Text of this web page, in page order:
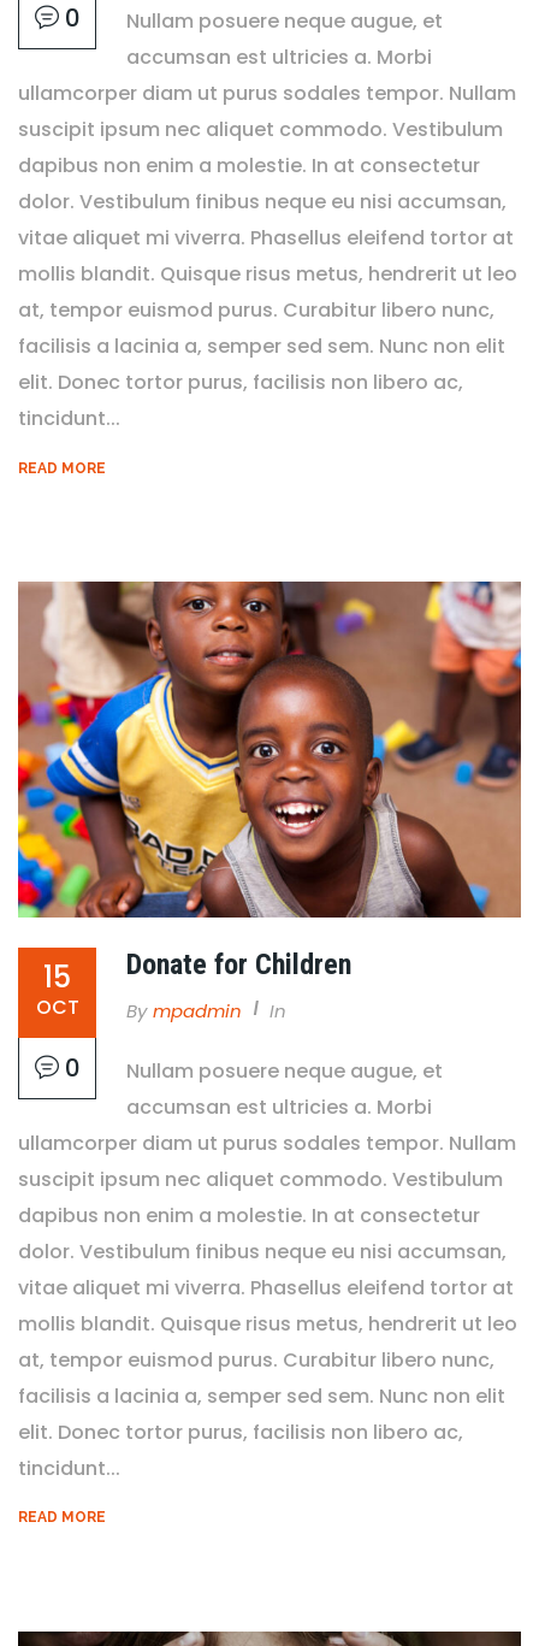
0
Nullam posuere neque augue, et
accumsan est ultricies a. Morbi
ullamcorper diam ut purus sodales tempor. Nullam
suscipit ipsum nec aliquet commodo. Vestibulum
dapibus non enim a molestie. In at consectetur
dolor. Vestibulum finibus neque eu nisi accumsan,
vitae aliquet mi viverra. Phasellus eleifend tortor at
mollis blandit. Quisque risus metus, hendrerit ut leo
at, tempor euismod purus. Curabitur libero nunc,
facilisis a lacinia a, semper sed sem. Nunc non elit
elit. Donec tortor purus, facilisis non libero ac,
tincidunt...
READ MORE
15
OCT
0
Donate for Children
By Mpadmin In
Nullam posuere neque augue, et
accumsan est ultricies a. Morbi
ullamcorper diam ut purus sodales tempor. Nullam
suscipit ipsum nec aliquet commodo. Vestibulum
dapibus non enim a molestie. In at consectetur
dolor. Vestibulum finibus neque eu nisi accumsan,
vitae aliquet mi viverra. Phasellus eleifend tortor at
mollis blandit. Quisque risus metus, hendrerit ut leo
at, tempor euismod purus. Curabitur libero nunc,
facilisis a lacinia a, semper sed sem. Nunc non elit
elit. Donec tortor purus, facilisis non libero ac,
tincidunt...
READ MORE